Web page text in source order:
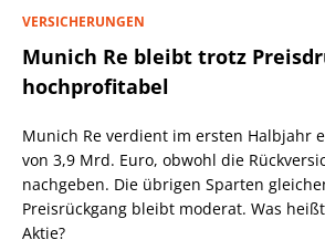
VERSICHERUNGEN
Munich Re bleibt trotz
hochprofitabel
Munich Re verdient im ersten Halbjahr
von 3,9 Mrd. Euro, obwohl die
nachgeben. Die übrigen Sparten
Preisrückgang bleibt moderat. Was
Aktie?